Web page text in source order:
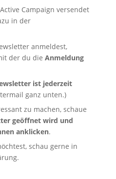
Campaign versendet
in der
anmeldest,
der du die Anmeldung
ist jederzeit
ganz unten.)
zu machen, schaue
geöffnet wird und
anklicken.
schau gerne in
.